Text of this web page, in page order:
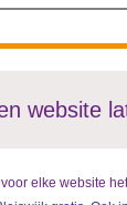
website
elke website